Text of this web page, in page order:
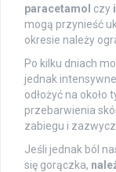
paracetamol czy
mogą przynieść
okresie należy
Po kilku dniach
jednak
odłożyć na około
przebarwienia
zabiegu i
Jeśli jednak ból
się gorączka,